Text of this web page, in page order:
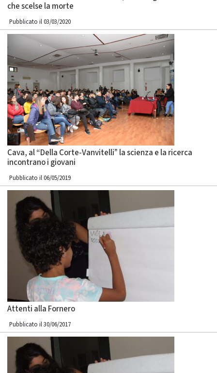
che scelse la morte
Pubblicato il 03/03/2020
Cava, al “Della Corte-Vanvitelli” la scienza e la ricerca
incontrano i giovani
Pubblicato il 06/05/2019
Attenti alla Fornero
Pubblicato il 30/06/2017